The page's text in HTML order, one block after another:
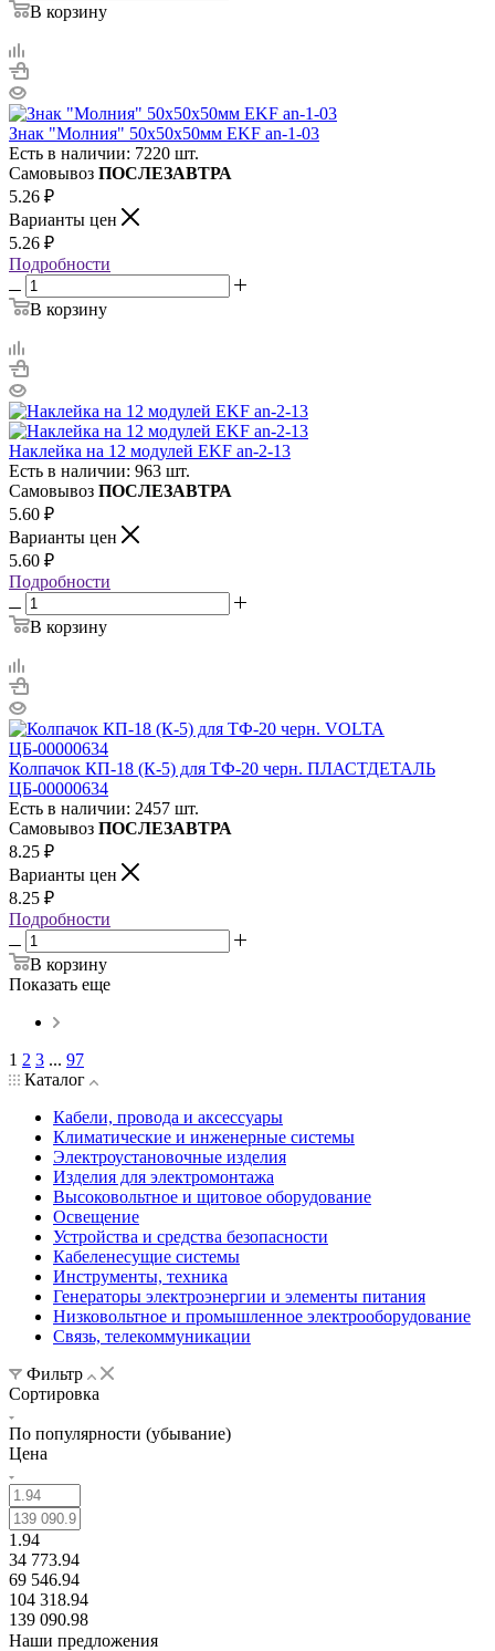
В корзину
Знак "Молния" 50х50х50мм EKF an-1-03
Есть в наличии: 7220 шт.
Самовывоз ПОСЛЕЗАВТРА
5.26 ₽
Варианты цен
5.26 ₽
Подробности
В корзину
Наклейка на 12 модулей EKF an-2-13
Есть в наличии: 963 шт.
Самовывоз ПОСЛЕЗАВТРА
5.60 ₽
Варианты цен
5.60 ₽
Подробности
В корзину
Колпачок КП-18 (К-5) для ТФ-20 черн. ПЛАСТДЕТАЛЬ
ЦБ-00000634
Есть в наличии: 2457 шт.
Самовывоз ПОСЛЕЗАВТРА
8.25 ₽
Варианты цен
8.25 ₽
Подробности
В корзину
Показать еще
1 2 3 ... 97
Каталог
Кабели, провода и аксессуары
Климатические и инженерные системы
Электроустановочные изделия
Изделия для электромонтажа
Высоковольтное и щитовое оборудование
Освещение
Устройства и средства безопасности
Кабеленесущие системы
Инструменты, техника
Генераторы электроэнергии и элементы питания
Низковольтное и промышленное электрооборудование
Связь, телекоммуникации
Фильтр
Сортировка
По популярности (убывание)
Цена
1.94
34 773.94
69 546.94
104 318.94
139 090.98
Наши предложения